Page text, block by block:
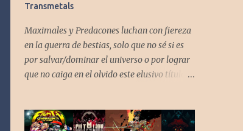
Transmetals
Maximales y Predacones luchan con fiereza
en la guerra de bestias, solo que no sé si es
por salvar/dominar el universo o por lograr
que no caiga en el olvido este elusivo título